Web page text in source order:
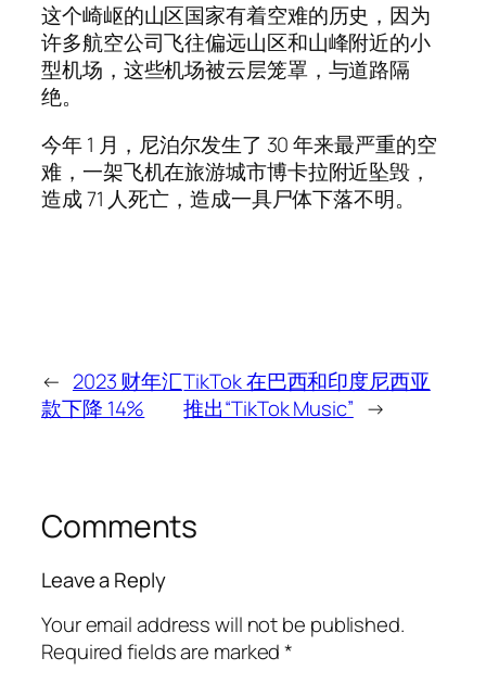
这个崎岖的山区国家有着空难的历史，因为
许多航空公司飞往偏远山区和山峰附近的小
型机场，这些机场被云层笼罩，与道路隔
绝。
今年 1 月，尼泊尔发生了 30 年来最严重的空
难，一架飞机在旅游城市博卡拉附近坠毁，
造成 71 人死亡，造成一具尸体下落不明。
← 2023 财年汇
款下降 14%
TikTok 在巴西和印度尼西亚
推出“TikTok Music” →
Comments
Leave a Reply
Your email address will not be published.
Required fields are marked*